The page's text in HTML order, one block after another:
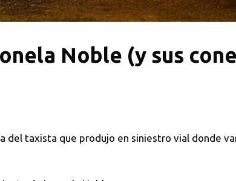
Noble (y sus
taxista que produjo en siniestro vial donde